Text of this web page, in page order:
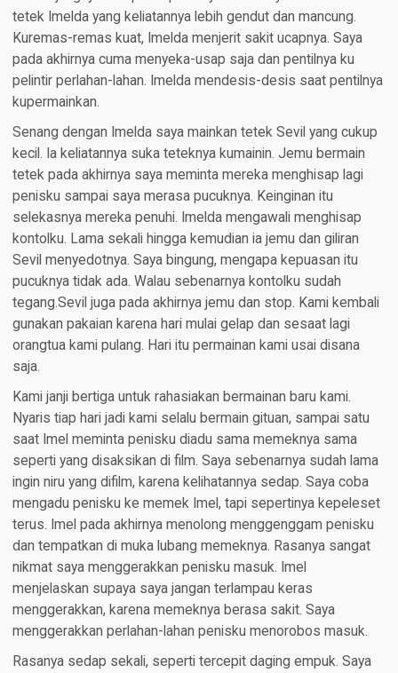
tetek Imelda yang keliatannya lebih gendut dan mancung.
Kuremas-remas kuat, Imelda menjerit sakit ucapnya. Saya
pada akhirnya cuma menyeka-usap saja dan pentilnya ku
pelintir perlahan-lahan. Imelda mendesis-desis saat pentilnya
kupermainkan.
Senang dengan Imelda saya mainkan tetek Sevil yang cukup
kecil. Ia keliatannya suka teteknya kumainin. Jemu bermain
tetek pada akhirnya saya meminta mereka menghisap lagi
penisku sampai saya merasa pucuknya. Keinginan itu
selekasnya mereka penuhi. Imelda mengawali menghisap
kontolku. Lama sekali hingga kemudian ia jemu dan giliran
Sevil menyedotnya. Saya bingung, mengapa kepuasan itu
pucuknya tidak ada. Walau sebenarnya kontolku sudah
tegang.Sevil juga pada akhirnya jemu dan stop. Kami kembali
gunakan pakaian karena hari mulai gelap dan sesaat lagi
orangtua kami pulang. Hari itu permainan kami usai disana
saja.
Kami janji bertiga untuk rahasiakan bermainan baru kami.
Nyaris tiap hari jadi kami selalu bermain gituan, sampai satu
saat Imel meminta penisku diadu sama memeknya sama
seperti yang disaksikan di film. Saya sebenarnya sudah lama
ingin niru yang difilm, karena kelihatannya sedap. Saya coba
mengadu penisku ke memek Imel, tapi sepertinya kepeleset
terus. Imel pada akhirnya menolong menggenggam penisku
dan tempatkan di muka lubang memeknya. Rasanya sangat
nikmat saya menggerakkan penisku masuk. Imel
menjelaskan supaya saya jangan terlampau keras
menggerakkan, karena memeknya berasa sakit. Saya
menggerakkan perlahan-lahan penisku menorobos masuk.
Rasanya sedap sekali, seperti tercepit daging empuk. Saya